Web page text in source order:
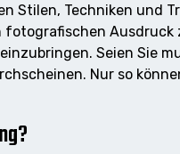
Stilen, Techniken und
Ausdruck
Seien Sie
Nur so